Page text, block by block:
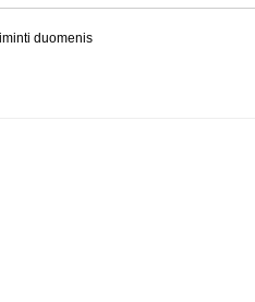
duomenis